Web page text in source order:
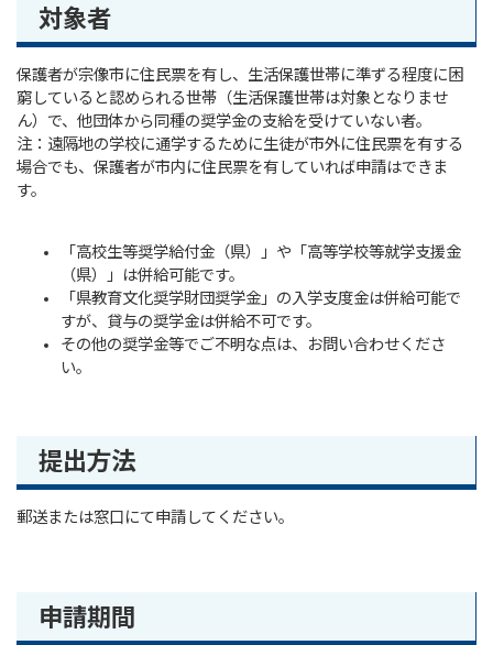
対象者
保護者が宗像市に住民票を有し、生活保護世帯に準ずる程度に困
窮していると認められる世帯（生活保護世帯は対象となりませ
ん）で、他団体から同種の奨学金の支給を受けていない者。
注：遠隔地の学校に通学するために生徒が市外に住民票を有する
場合でも、保護者が市内に住民票を有していれば申請はできま
す。
「高校生等奨学給付金（県）」や「高等学校等就学支援金
（県）」は併給可能です。
「県教育文化奨学財団奨学金」の入学支度金は併給可能で
すが、貸与の奨学金は併給不可です。
その他の奨学金等でご不明な点は、お問い合わせくださ
い。
提出方法
郵送または窓口にて申請してください。
申請期間